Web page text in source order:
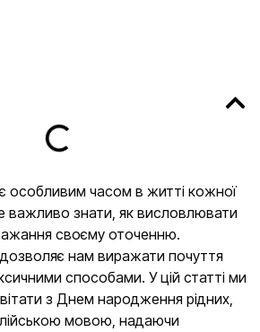
особливим часом в житті кожної
знати, як висловлювати
своєму оточенню.
нам виражати почуття
способами. У цій статті ми
з Днем народження рідних,
мовою, надаючи